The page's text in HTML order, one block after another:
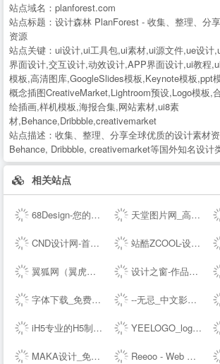
站点域名： planforest.com
站点标题： 设计森林 PlanForest - 收集、整理、分
资源
站点关键： ui设计,ui工具包,ui素材,ui源文件,ue设计
界面设计,交互设计,动效设计,APP界面设计,ui教程
模板,高清图库,GoogleSlides模板,Keynote模板,ppt
概念插图CreativeMarket,Lightroom预设,Logo模板,
绘插画,样机模板,海报合集,网站素材,ui8素
材,Behance,Dribbble,creativemarket
站点描述： 收集、整理、分享全球优质的设计素材
Behance, Dribbble, creativemarket等国外知名设计
相关站点
68Design-您的线上设计部，找设计师远程工作专业平台 天堂图片网_高清无水印图片大全，唯美图片、桌面壁纸、高清图片素材大全
CND设计网-首席设计师网络媒体,为设计师提供有效的传播和服务,设计网络首选品牌,设计网络首选品牌 站酷ZCOOL-设计师互动平台-打开站酷，发现更好的设计！
翼狐网（翼虎网）-学设计，上翼狐！ 设计之窗-作品设计及备案门户
字体下载_免费字体下载_商用字体设计定制--字魂网 --无忌_中文影像生活门户
iH5专业的H5制作工具 YEELOGO_logo在线制作
MAKA设计_免费H5页面制作,电子婚礼请帖制作,海量免费设计模板,电子邀请函模板,微信营销,h5制作,微场景和模板素材设计分享平台 Reeoo - Web Design Inspiration and Website Gallery